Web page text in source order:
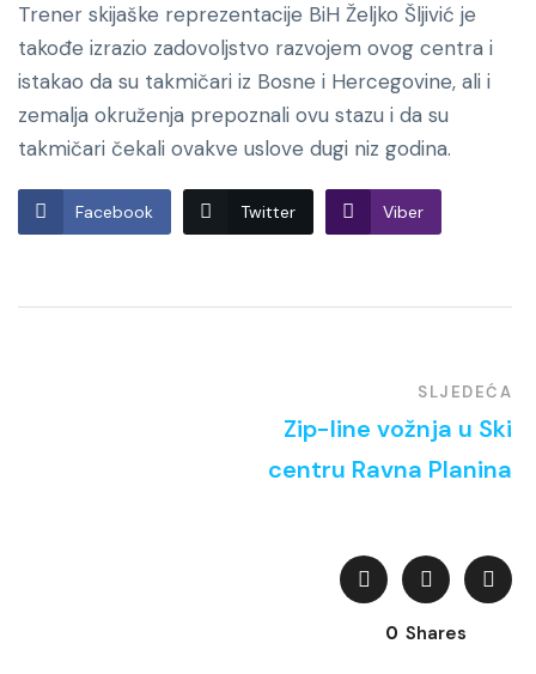
Trener skijaške reprezentacije BiH Željko Šljivić je
takođe izrazio zadovoljstvo razvojem ovog centra i
istakao da su takmičari iz Bosne i Hercegovine, ali i
zemalja okruženja prepoznali ovu stazu i da su
takmičari čekali ovakve uslove dugi niz godina.
Facebook Twitter Viber
SLJEDEĆA
Zip-line vožnja u Ski
centru Ravna Planina
0 Shares